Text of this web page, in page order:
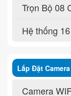
Trọn Bộ 08
Hệ thống
Lắp Đặt
Camera